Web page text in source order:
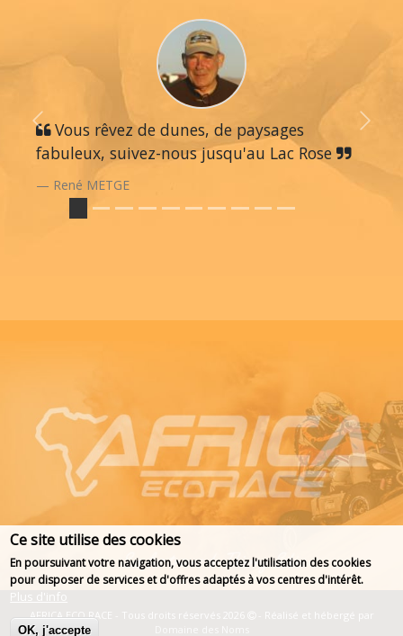
Vous rêvez de dunes, de paysages
fabuleux, suivez-nous jusqu'au Lac Rose
René METGE
Previous Next
AFRICA ECO RACE - Tous droits réservés 2026
- Réalisé et hébergé par
Ce site utilise des cookies
En poursuivant votre navigation, vous acceptez l'utilisation des cookies
pour disposer de services et d'offres adaptés à vos centres d'intérêt.
Plus d'info
OK, j'accepte